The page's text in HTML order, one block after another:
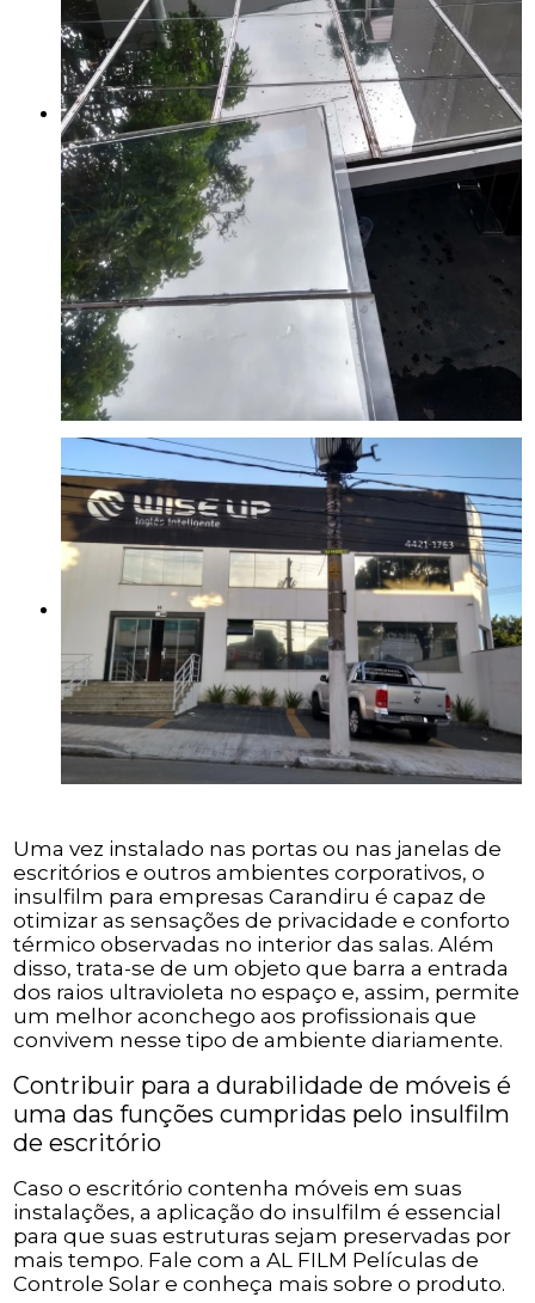
Uma vez instalado nas portas ou nas janelas de
escritórios e outros ambientes corporativos, o
insulfilm para empresas Carandiru é capaz de
otimizar as sensações de privacidade e conforto
térmico observadas no interior das salas. Além
disso, trata-se de um objeto que barra a entrada
dos raios ultravioleta no espaço e, assim, permite
um melhor aconchego aos profissionais que
convivem nesse tipo de ambiente diariamente.
Contribuir para a durabilidade de móveis é
uma das funções cumpridas pelo insulfilm
de escritório
Caso o escritório contenha móveis em suas
instalações, a aplicação do insulfilm é essencial
para que suas estruturas sejam preservadas por
mais tempo. Fale com a AL FILM Películas de
Controle Solar e conheça mais sobre o produto.